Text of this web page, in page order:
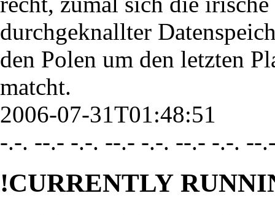
durchgeknallter
den Polen um den letzten
matcht.
2006-07-31T01:48:51
-.-. --.- -.-. --.- -.-. --.- -.-. --
!CURRENTLY